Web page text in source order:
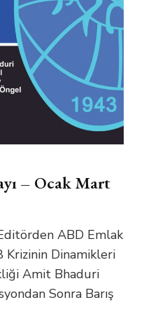
– Ocak Mart
ABD Emlak
Krizinin Dinamikleri
Amit Bhaduri
Sonra Barış